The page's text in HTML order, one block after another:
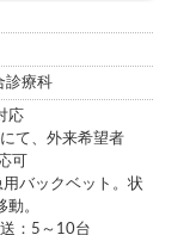
診療科
応
て、外来希望者
可
バックベット。状
。
送：5～10台